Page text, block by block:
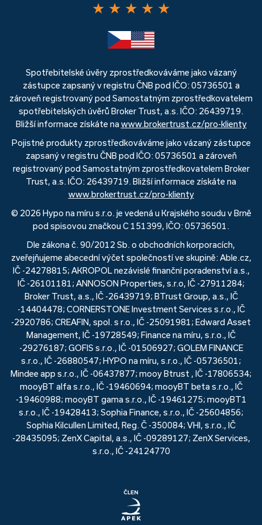
★ ★ ★ ★ ★
Spotřebitelské úvěry zprostředkováváme jako vázaný
zástupce zapsaný v registru ČNB pod IČO: 05736501 a
zároveň registrovaný pod Samostatným zprostředkovatelem
spotřebitelských úvěrů Broker Trust, a.s. IČO: 26439719.
Bližší informace získáte na www.brokertrust.cz/pro-klienty
Pojistné produkty zprostředkováváme jako vázaný zástupce
zapsaný v registru ČNB pod IČO: 05736501 a zároveň
registrovaný pod Samostatným zprostředkovatelem Broker
Trust, a.s. IČO: 26439719. Bližší informace získáte na
www.brokertrust.cz/pro-klienty
© 2026 Hypo na míru s.r.o. je vedená u Krajského soudu v Brně
pod spisovou značkou C 151399, IČO: 05736501.
Dle zákona č. 90/2012 Sb. o obchodních korporacích,
zveřejňujeme abecední výčet společností ve skupině: Able.cz,
IČ -24278815; AKROPOL nezávislé finanční poradenství a.s.,
IČ -26101181; ANNOSON Properties, s.r.o, IČ -27911284;
Broker Trust, a.s., IČ -26439719; BTrust Group, a.s., IČ
-14404478; CORNERSTONE Investment Services s.r.o., IČ
-2920786; CREAFIN, spol. s r.o., IČ -25091981; Edward Asset
Management, IČ -19728549; Finance na míru, s.r.o., IČ
-29276187; GOFIS s.r.o., IČ -01506927; GOLEM FINANCE
s.r.o., IČ -26880547; HYPO na míru, s.r.o., IČ -05736501;
Mindee app s.r.o., IČ -06437877; mooy Btrust , IČ -17806534;
mooyBT alfa s.r.o., IČ -19460694; mooyBT beta s.r.o., IČ
-19460988; mooyBT gama s.r.o., IČ -19461275; mooyBT1
s.r.o., IČ -19428413; Sophia Finance, s.r.o., IČ -25604856;
Sophia Kilcullen Limited, Reg. Č -350084; VHI, s.r.o., IČ
-28435095; ZenX Capital, a.s., IČ -09289127; ZenX Services,
s.r.o., IČ -24124770